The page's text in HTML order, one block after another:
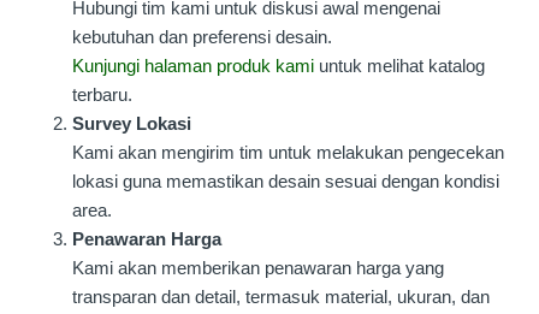
Hubungi tim kami untuk diskusi awal mengenai
kebutuhan dan preferensi desain.
Kunjungi halaman produk kami untuk melihat katalog
terbaru.
Survey Lokasi
Kami akan mengirim tim untuk melakukan pengecekan
lokasi guna memastikan desain sesuai dengan kondisi
area.
Penawaran Harga
Kami akan memberikan penawaran harga yang
transparan dan detail, termasuk material, ukuran, dan